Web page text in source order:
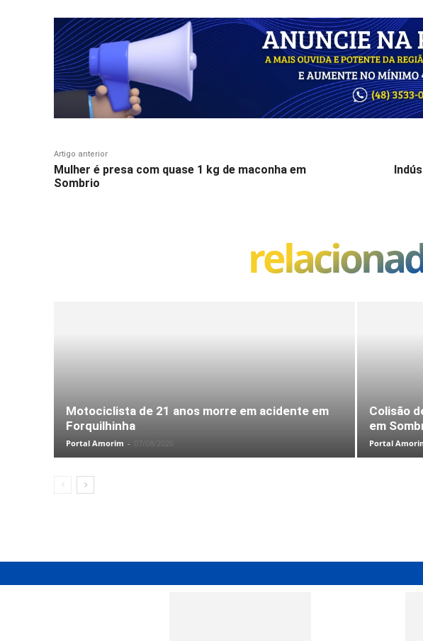
Artigo anterior
Mulher é presa com quase 1 kg de maconha em
Sombrio
Motociclista de 21 anos morre em acidente em
Forquilhinha
Portal Amorim - 07/08/2026
Colisão
em
Portal